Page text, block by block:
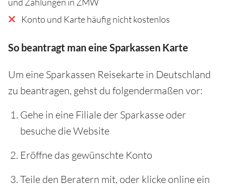
Konto und Karte häufig nicht kostenlos
So beantragt man eine Sparkassen Karte
Um eine Sparkassen Reisekarte in Deutschland
zu beantragen, gehst du folgendermaßen vor:
Gehe in eine Filiale der Sparkasse oder
besuche die Website
Eröffne das gewünschte Konto
Teile den Beratern mit, oder klicke online ein